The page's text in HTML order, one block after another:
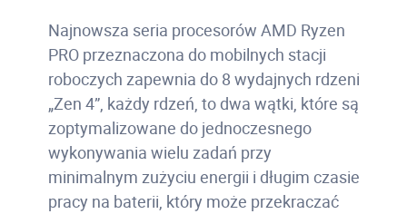
Najnowsza seria procesorów AMD Ryzen
PRO przeznaczona do mobilnych stacji
roboczych zapewnia do 8 wydajnych rdzeni
„Zen 4”, każdy rdzeń, to dwa wątki, które są
zoptymalizowane do jednoczesnego
wykonywania wielu zadań przy
minimalnym zużyciu energii i długim czasie
pracy na baterii, który może przekraczać